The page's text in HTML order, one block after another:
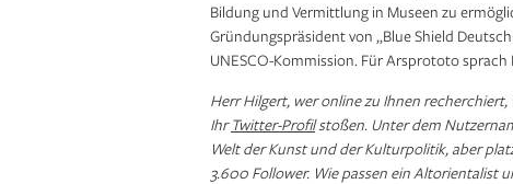
Bildung und Vermittlung in Museen zu
Gründungspräsident von „Blue Shield
UNESCO-Kommission. Für Arsprototo
Herr Hilgert, wer online zu Ihnen
IhrTwitter-Profilstoßen. Unter dem
Welt der Kunst und der Kulturpolitik, aber
3.600 Follower. Wie passen ein Altorientalist